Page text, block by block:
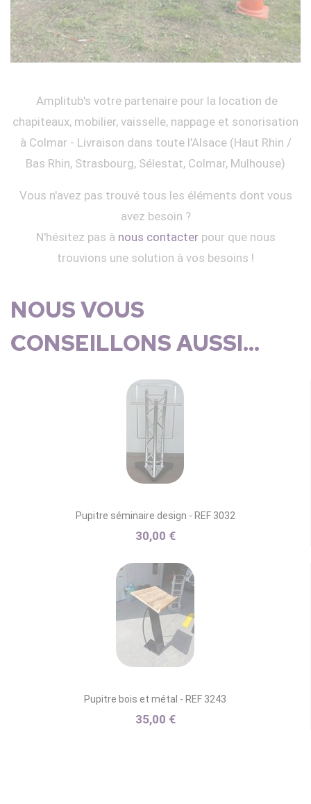
Amplitub's votre partenaire pour la location de
chapiteaux, mobilier, vaisselle, nappage et sonorisation
à Colmar - Livraison dans toute l'Alsace (Haut Rhin /
Bas Rhin, Strasbourg, Sélestat, Colmar, Mulhouse)
Vous n'avez pas trouvé tous les éléments dont vous
avez besoin ?
N'hésitez pas à nous contacterpour que nous
trouvions une solution à vos besoins !
NOUS VOUS
CONSEILLONS AUSSI...
Pupitre séminaire design - REF 3032
30,00 €
Pupitre bois et métal - REF 3243
35,00 €